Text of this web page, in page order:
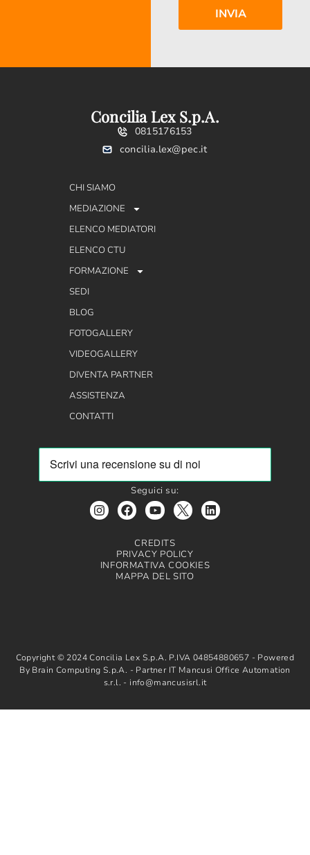
Concilia Lex S.p.A.
0815176153
concilia.lex@pec.it
CHI SIAMO
MEDIAZIONE
ELENCO MEDIATORI
ELENCO CTU
FORMAZIONE
SEDI
BLOG
FOTOGALLERY
VIDEOGALLERY
DIVENTA PARTNER
ASSISTENZA
CONTATTI
Seguici su:
CREDITS
PRIVACY POLICY
INFORMATIVA COOKIES
MAPPA DEL SITO
Copyright © 2024 Concilia Lex S.p.A. P.IVA 04854880657 - Powered
By Brain Computing S.p.A. - Partner IT Mancusi Office Automation
s.r.l. - info@mancusisrl.it